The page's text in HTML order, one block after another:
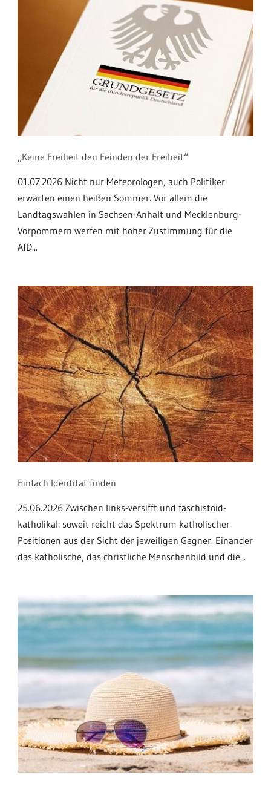
„Keine Freiheit den Feinden der Freiheit“
01.07.2026 Nicht nur Meteorologen, auch Politiker
erwarten einen heißen Sommer. Vor allem die
Landtagswahlen in Sachsen-Anhalt und Mecklenburg-
Vorpommern werfen mit hoher Zustimmung für die
AfD...
Einfach Identität finden
25.06.2026 Zwischen links-versifft und faschistoid-
katholikal: soweit reicht das Spektrum katholischer
Positionen aus der Sicht der jeweiligen Gegner. Einander
das katholische, das christliche Menschenbild und die...